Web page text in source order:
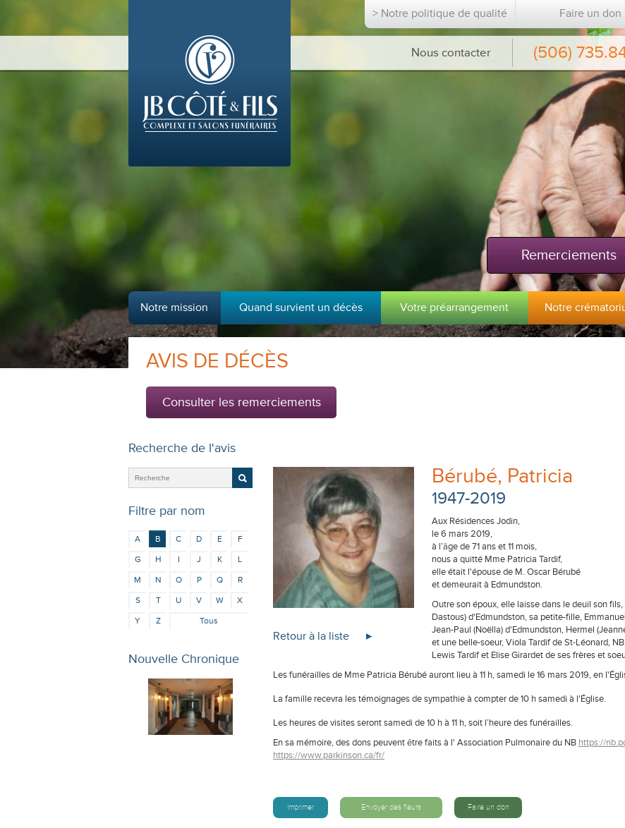
> Notre politique de qualité Faire un don
Nous contacter (506)
Remerciements
Notre mission Quand survient un décès Votre préarrangement Notre
AVIS DE DÉCÈS
Consulter les remerciements
Recherche de l'avis
Filtre par nom
A B C D E
F
G
H I J K
L
M
N O P Q
R
S
T U V W
X
Y
Z Tous
Retour à la liste
Bérubé, Patricia
1947-2019
Aux Résidences Jodin,
le 6 mars 2019,
à l’âge de 71 ans et 11 mois,
nous a quitté Mme Patricia Tardif,
elle était l'épouse de M. Oscar Bérubé
et demeurait à Edmundston.
Outre son époux, elle laisse dans le deuil son
Dastous) d'Edmundston, sa petite-fille,
Jean-Paul (Noëlla) d'Edmundston, Hermel
et une belle-soeur, Viola Tardif de St-Léonard,
Lewis Tardif et Elise Girardet de ses frères et
Les funérailles de Mme Patricia Bérubé auront lieu à 11 h, samedi le 16 mars 2019, en
La famille recevra les témoignages de sympathie à compter de 10 h samedi à l'Église.
Les heures de visites seront samedi de 10 h à 11 h, soit l’heure des funérailles.
En sa mémoire, des dons peuvent être faits à l' Association Pulmonaire du NB https://
https://www.parkinson.ca/fr/
Imprimer Envoyer des fleurs Faire un don
Nouvelle Chronique